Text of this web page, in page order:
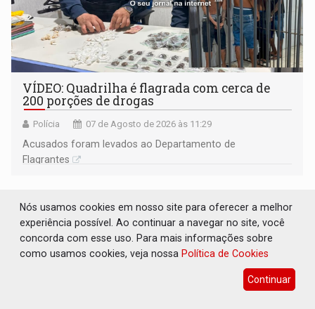
VÍDEO: Quadrilha é flagrada com cerca de
200 porções de drogas
Polícia 07 de Agosto de 2026 às 11:29
Acusados foram levados ao Departamento de
Flagrantes
Nós usamos cookies em nosso site para oferecer a melhor
experiência possível. Ao continuar a navegar no site, você
concorda com esse uso. Para mais informações sobre
como usamos cookies, veja nossa Política de Cookies
Continuar